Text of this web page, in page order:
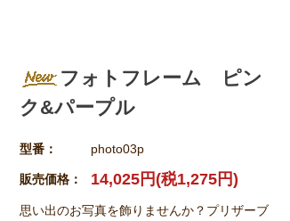
フォトフレーム ピン
ク&パープル
型番： photo03p
販売価格： 14,025円(税1,275円)
思い出のお写真を飾りませんか？プリザーブ